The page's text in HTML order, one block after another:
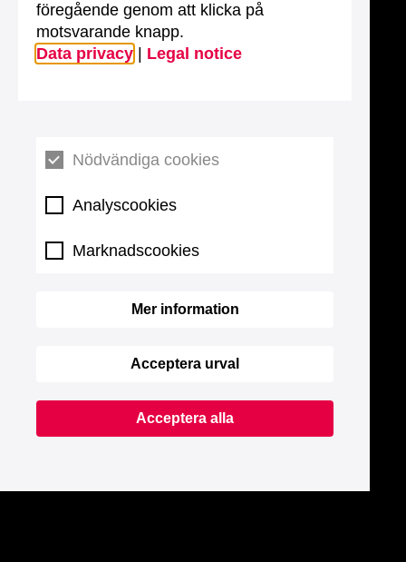
föregående genom att klicka på
motsvarande knapp.
Data privacy
Legal notice
Nödvändiga cookies
Analyscookies
Marknadscookies
Mer information
Acceptera urval
Acceptera alla